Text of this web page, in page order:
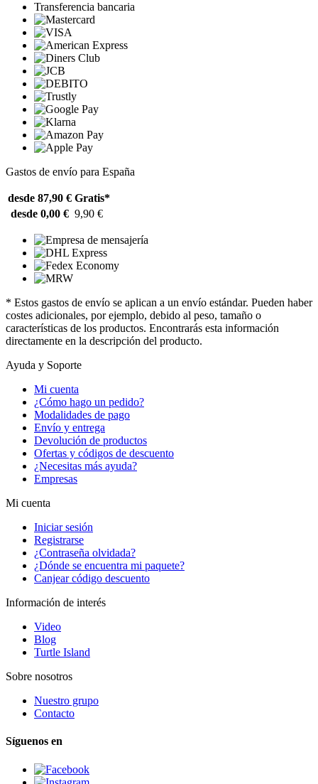
Transferencia bancaria
Gastos de envío para España
desde 87,90 € Gratis*
desde 0,00 € 9,90 €
* Estos gastos de envío se aplican a un envío estándar. Pueden haber
costes adicionales, por ejemplo, debido al peso, tamaño o
características de los productos. Encontrarás esta información
directamente en la descripción del producto.
Ayuda y Soporte
Mi cuenta
¿Cómo hago un pedido?
Modalidades de pago
Envío y entrega
Devolución de productos
Ofertas y códigos de descuento
¿Necesitas más ayuda?
Empresas
Mi cuenta
Iniciar sesión
Registrarse
¿Contraseña olvidada?
¿Dónde se encuentra mi paquete?
Canjear código descuento
Información de interés
Video
Blog
Turtle Island
Sobre nosotros
Nuestro grupo
Contacto
Síguenos en